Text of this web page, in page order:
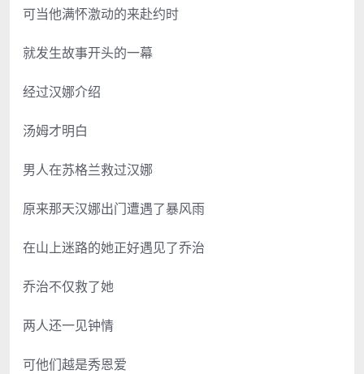
可当他满怀激动的来赴约时
就发生故事开头的一幕
经过汉娜介绍
汤姆才明白
男人在苏格兰救过汉娜
原来那天汉娜出门遭遇了暴风雨
在山上迷路的她正好遇见了乔治
乔治不仅救了她
两人还一见钟情
可他们越是秀恩爱